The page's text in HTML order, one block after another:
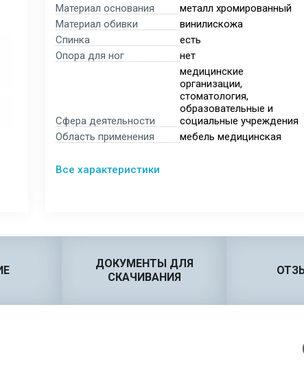
Материал основания
металл хромированный
Материал обивки
винилискожа
Спинка
есть
Опора для ног
нет
Сфера деятельности
медицинские
организации,
стоматология,
образовательные и
социальные учреждения
Область применения
мебель медицинская
Все характеристики
ДОКУМЕНТЫ ДЛЯ
СКАЧИВАНИЯ